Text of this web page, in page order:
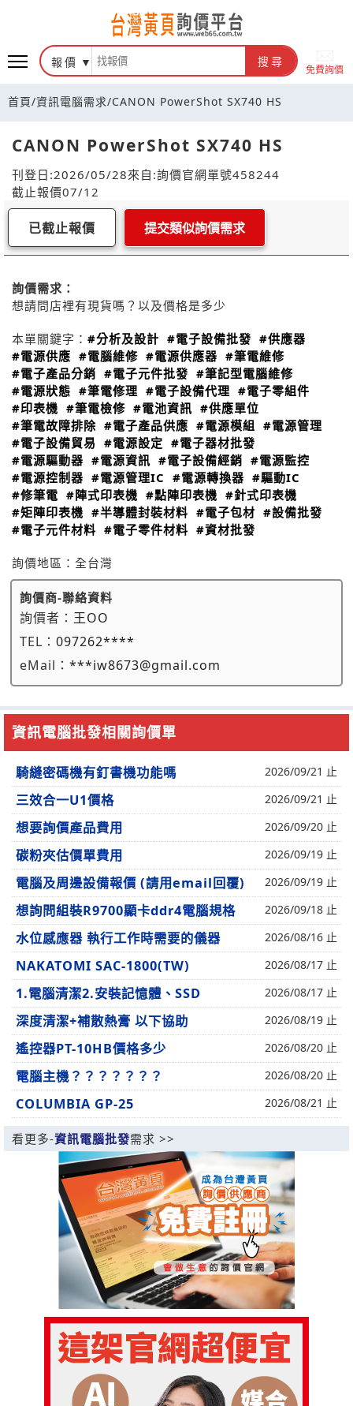
報價 搜尋
免費詢價
首頁/資訊電腦需求/CANON PowerShot SX740 HS
CANON PowerShot SX740 HS
刊登日:2026/05/28來自:詢價官網單號458244
截止報價07/12
已截止報價 提交類似詢價需求
詢價需求：
想請問店裡有現貨嗎？以及價格是多少
本單關鍵字： #分析及設計 #電子設備批發 #供應器
#電源供應 #電腦維修 #電源供應器 #筆電維修
#電子產品分銷 #電子元件批發 #筆記型電腦維修
#電源狀態 #筆電修理 #電子設備代理 #電子零組件
#印表機 #筆電檢修 #電池資訊 #供應單位
#筆電故障排除 #電子產品供應 #電源模組 #電源管理
#電子設備貿易 #電源設定 #電子器材批發
#電源驅動器 #電源資訊 #電子設備經銷 #電源監控
#電源控制器 #電源管理IC #電源轉換器 #驅動IC
#修筆電 #陣式印表機 #點陣印表機 #針式印表機
#矩陣印表機 #半導體封裝材料 #電子包材 #設備批發
#電子元件材料 #電子零件材料 #資材批發
詢價地區： 全台灣
詢價商-聯絡資料
詢價者： 王OO
TEL： 097262****
eMail： ***iw8673@gmail.com
資訊電腦批發相關詢價單
騎縫密碼機有釘書機功能嗎 2026/09/21 止
三效合一U1價格 2026/09/21 止
想要詢價產品費用 2026/09/20 止
碳粉夾估價單費用 2026/09/19 止
電腦及周邊設備報價 (請用email回覆) 2026/09/19 止
想詢問組裝R9700顯卡ddr4電腦規格 2026/09/18 止
水位感應器 執行工作時需要的儀器 2026/08/16 止
NAKATOMI SAC-1800(TW) 2026/08/17 止
1.電腦清潔2.安裝記憶體、SSD 2026/08/17 止
深度清潔+補散熱膏 以下協助 2026/08/19 止
遙控器PT-10HB價格多少 2026/08/20 止
電腦主機？？？？？？？ 2026/08/20 止
COLUMBIA GP-25 2026/08/21 止
看更多-資訊電腦批發需求 >>